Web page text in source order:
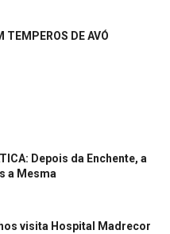
TEMPEROS DE AVÓ
Depois da Enchente, a
a Mesma
visita Hospital Madrecor